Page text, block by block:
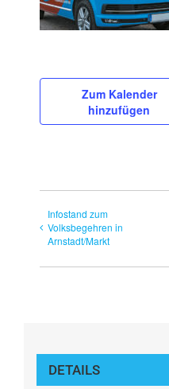
Zum Kalender
hinzufügen
Infostand zum
Volksbegehren in
Arnstadt/Markt
DETAILS